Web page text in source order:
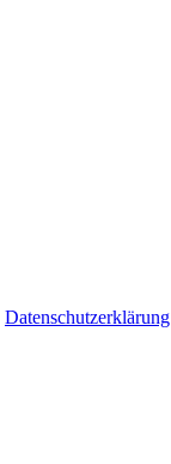
Datenschutzerklärung